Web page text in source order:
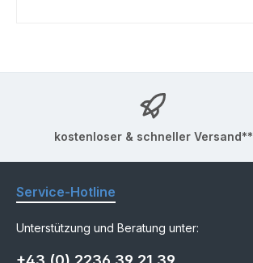
kostenloser & schneller Versand**
Service-Hotline
Unterstützung und Beratung unter: